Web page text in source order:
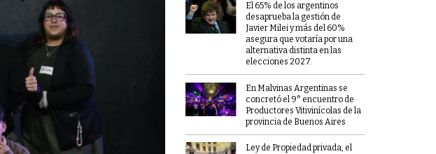
El 65% de los argentinos
desaprueba la gestión de
Javier Milei y más del 60%
asegura que votaría por una
alternativa distinta en las
elecciones 2027.
En Malvinas Argentinas se
concretó el 9° encuentro de
Productores Vitivinícolas de la
provincia de Buenos Aires
Ley de Propiedad privada, el